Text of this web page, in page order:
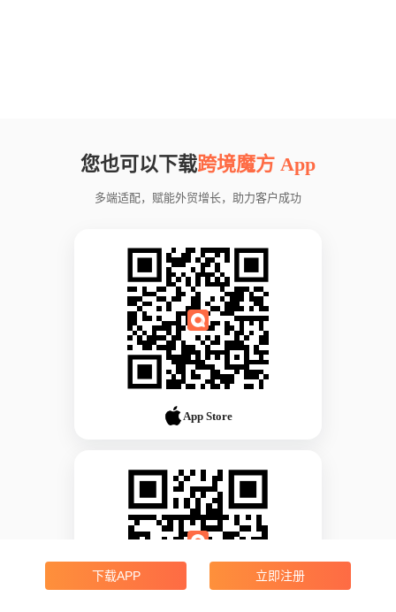
您也可以下载跨境魔方 App
多端适配，赋能外贸增长，助力客户成功
App Store
下载APP 立即注册